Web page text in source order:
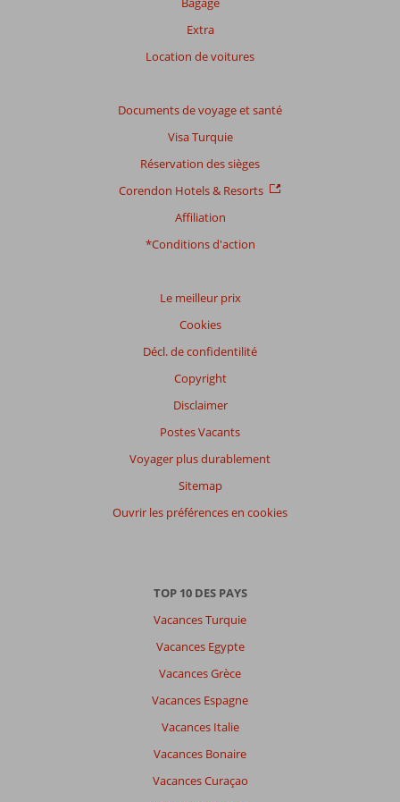
Extra
Location de voitures
Documents de voyage et santé
Visa Turquie
Réservation des sièges
Corendon Hotels & Resorts
Affiliation
*Conditions d'action
Le meilleur prix
Cookies
Décl. de confidentilité
Copyright
Disclaimer
Postes Vacants
Voyager plus durablement
Sitemap
Ouvrir les préférences en cookies
TOP 10 DES PAYS
Vacances Turquie
Vacances Egypte
Vacances Grèce
Vacances Espagne
Vacances Italie
Vacances Bonaire
Vacances Curaçao